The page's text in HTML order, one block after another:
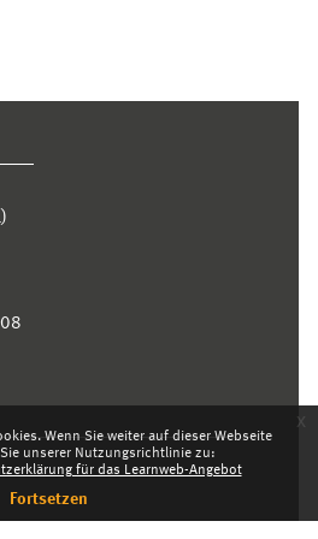
Wenn Sie weiter auf dieser Webseite
unserer Nutzungsrichtlinie zu:
für das Learnweb-Angebot
Fortsetzen
x